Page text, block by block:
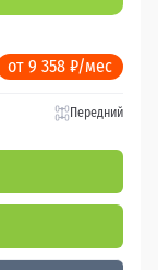
от 9 358 ₽/мес
Передний